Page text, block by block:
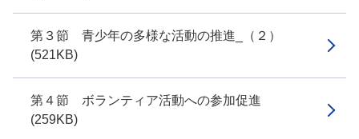
第３節 青少年の多様な活動の推進_（２）
(521KB)
第４節 ボランティア活動への参加促進
(259KB)